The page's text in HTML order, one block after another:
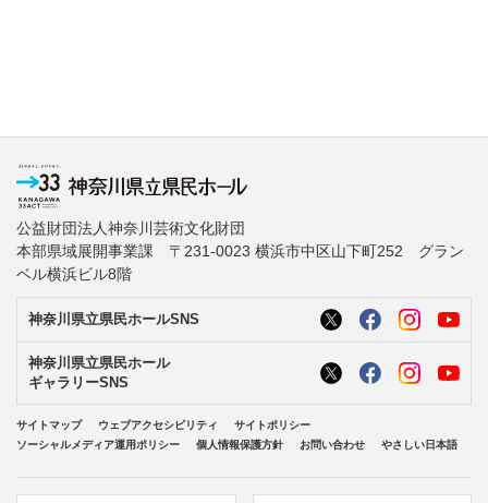
公益財団法人神奈川芸術文化財団
本部県域展開事業課 〒231-0023 横浜市中区山下町252 グラン
ベル横浜ビル8階
神奈川県立県民ホールSNS
神奈川県立県民ホール
ギャラリーSNS
サイトマップ ウェブアクセシビリティ
サイトポリシー
ソーシャルメディア運用ポリシー
個人情報保護方針 お問い合わせ やさしい日本語